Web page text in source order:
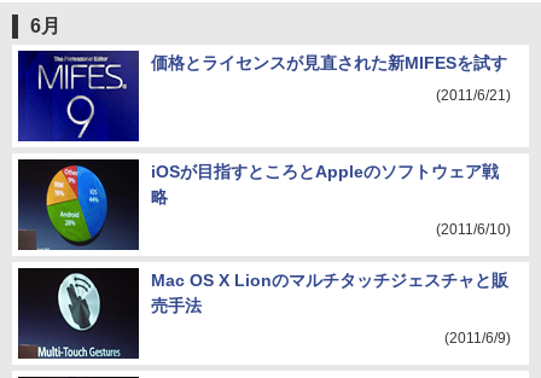
6月
価格とライセンスが見直された新MIFESを試す
(2011/6/21)
iOSが目指すところとAppleのソフトウェア戦
略
(2011/6/10)
Mac OS X Lionのマルチタッチジェスチャと販
売手法
(2011/6/9)